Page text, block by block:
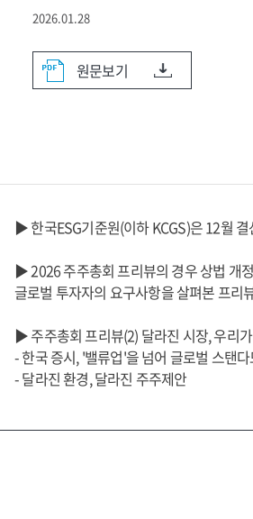
2026.01.28
원문보기
▶ 한국ESG기준원(이하 KCGS)은 12월
▶ 2026 주주총회 프리뷰의 경우 상법 개
글로벌 투자자의 요구사항을 살펴본 프리
▶ 주주총회 프리뷰(2) 달라진 시장, 우리
- 한국 증시, '밸류업'을 넘어 글로벌 스탠
- 달라진 환경, 달라진 주주제안